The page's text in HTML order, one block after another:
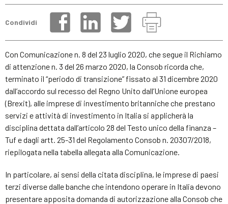
Condividi
Con Comunicazione n. 8 del 23 luglio 2020, che segue il Richiamo
di attenzione n. 3 del 26 marzo 2020, la Consob ricorda che,
terminato il “periodo di transizione” fissato al 31 dicembre 2020
dall’accordo sul recesso del Regno Unito dall’Unione europea
(Brexit), alle imprese di investimento britanniche che prestano
servizi e attività di investimento in Italia si applicherà la
disciplina dettata dall’articolo 28 del Testo unico della finanza –
Tuf e dagli artt. 25-31 del Regolamento Consob n. 20307/2018,
riepilogata nella tabella allegata alla Comunicazione.
In particolare, ai sensi della citata disciplina, le imprese di paesi
terzi diverse dalle banche che intendono operare in Italia devono
presentare apposita domanda di autorizzazione alla Consob che